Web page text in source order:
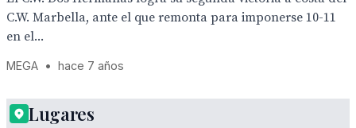
C.W. Marbella, ante el que remonta para imponerse 10-11
en el...
MEGA • hace 7 años
Lugares